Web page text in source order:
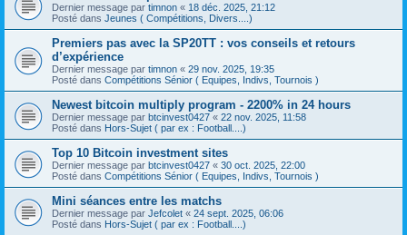
Dernier message par timnon « 18 déc. 2025, 21:12
Posté dans Jeunes ( Compétitions, Divers....)
Premiers pas avec la SP20TT : vos conseils et retours
d’expérience
Dernier message par timnon « 29 nov. 2025, 19:35
Posté dans Compétitions Sénior ( Equipes, Indivs, Tournois )
Newest bitcoin multiply program - 2200% in 24 hours
Dernier message par btcinvest0427 « 22 nov. 2025, 11:58
Posté dans Hors-Sujet ( par ex : Football....)
Top 10 Bitcoin investment sites
Dernier message par btcinvest0427 « 30 oct. 2025, 22:00
Posté dans Compétitions Sénior ( Equipes, Indivs, Tournois )
Mini séances entre les matchs
Dernier message par Jefcolet « 24 sept. 2025, 06:06
Posté dans Hors-Sujet ( par ex : Football....)